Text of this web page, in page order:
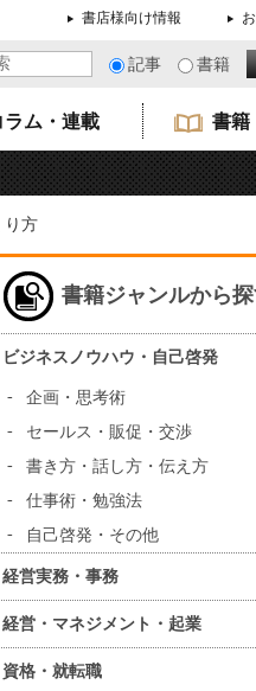
書店様向け情報
記事 書籍
ラム・連載 書籍
り方
書籍ジャンルから
ビジネスノウハウ・自己啓発
企画・思考術
セールス・販促・交渉
書き方・話し方・伝え方
仕事術・勉強法
自己啓発・その他
経営実務・事務
経営・マネジメント・起業
資格・就転職